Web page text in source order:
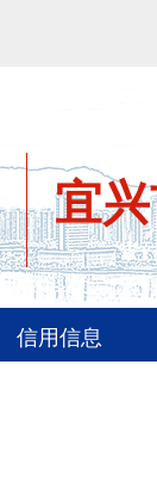
宜
信用信息